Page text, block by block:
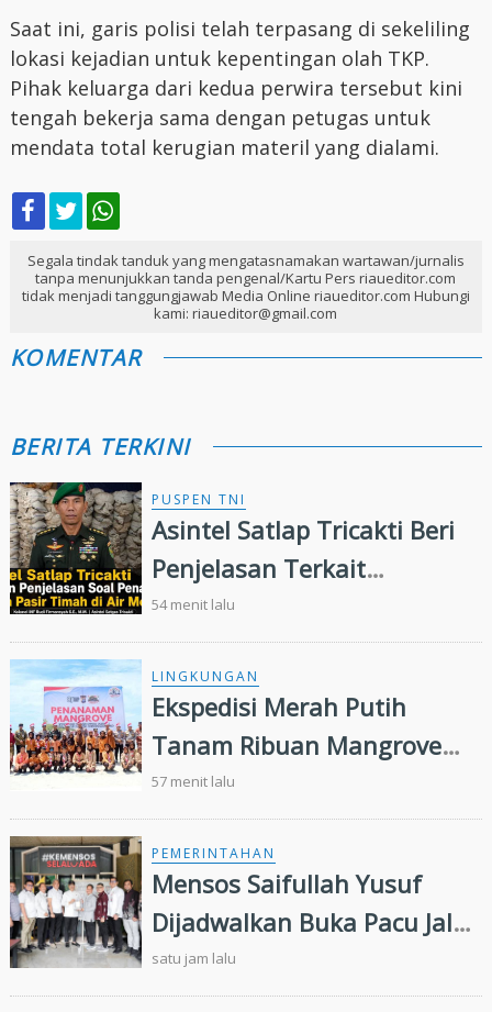
Saat ini, garis polisi telah terpasang di sekeliling
lokasi kejadian untuk kepentingan olah TKP.
Pihak keluarga dari kedua perwira tersebut kini
tengah bekerja sama dengan petugas untuk
mendata total kerugian materil yang dialami.
Segala tindak tanduk yang mengatasnamakan wartawan/jurnalis
tanpa menunjukkan tanda pengenal/Kartu Pers riaueditor.com
tidak menjadi tanggungjawab Media Online riaueditor.com Hubungi
kami: riaueditor@gmail.com
KOMENTAR
BERITA TERKINI
PUSPEN TNI
Asintel Satlap Tricakti Beri
Penjelasan Terkait
Penanganan 53 Ton Pasir
Timah di Air Merbau
54 menit lalu
LINGKUNGAN
Ekspedisi Merah Putih
Tanam Ribuan Mangrove
dan Serahkan Bantuan
Nelayan di Pulau Rupat
57 menit lalu
PEMERINTAHAN
Mensos Saifullah Yusuf
Dijadwalkan Buka Pacu Jalur
2026 dan Resmikan Sekolah
Rakyat di Kuansing
satu jam lalu